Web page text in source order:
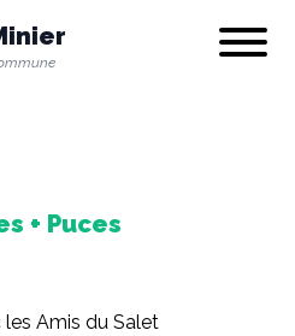
Show/
+ Puces
Amis du Salet